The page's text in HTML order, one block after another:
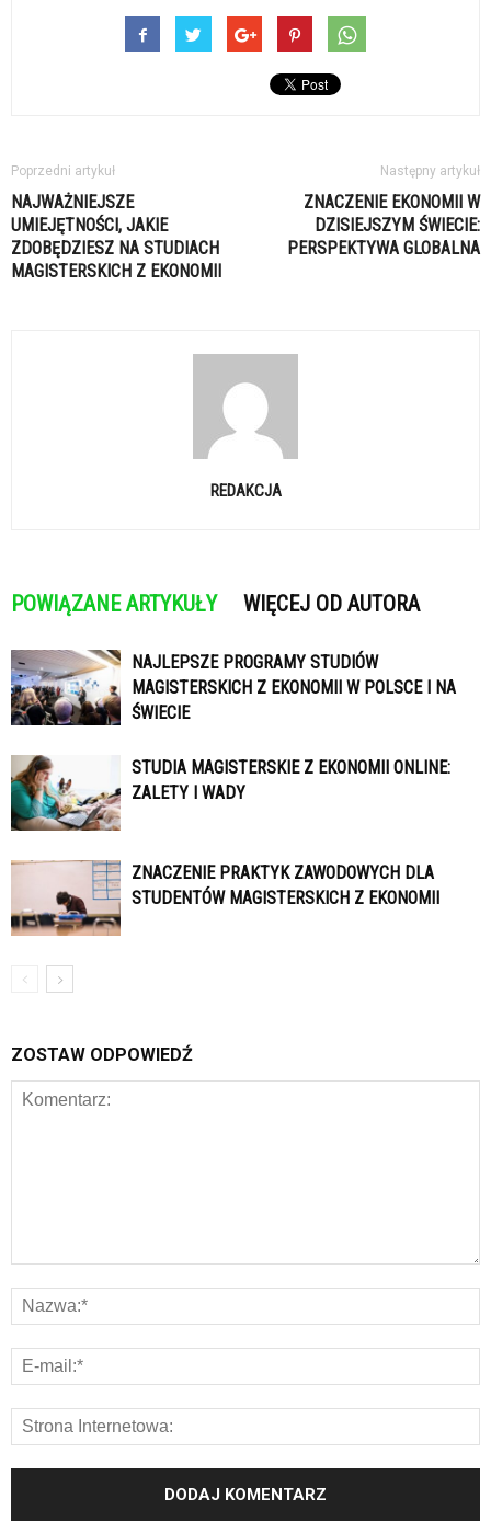
Poprzedni artykuł
NAJWAŻNIEJSZE
UMIEJĘTNOŚCI, JAKIE
ZDOBĘDZIESZ NA STUDIACH
MAGISTERSKICH Z EKONOMII
Następny artykuł
ZNACZENIE EKONOMII W
DZISIEJSZYM ŚWIECIE:
PERSPEKTYWA GLOBALNA
REDAKCJA
POWIĄZANE ARTYKUŁY WIĘCEJ OD AUTORA
NAJLEPSZE PROGRAMY STUDIÓW
MAGISTERSKICH Z EKONOMII W POLSCE I NA
ŚWIECIE
STUDIA MAGISTERSKIE Z EKONOMII ONLINE:
ZALETY I WADY
ZNACZENIE PRAKTYK ZAWODOWYCH DLA
STUDENTÓW MAGISTERSKICH Z EKONOMII
ZOSTAW ODPOWIEDŹ